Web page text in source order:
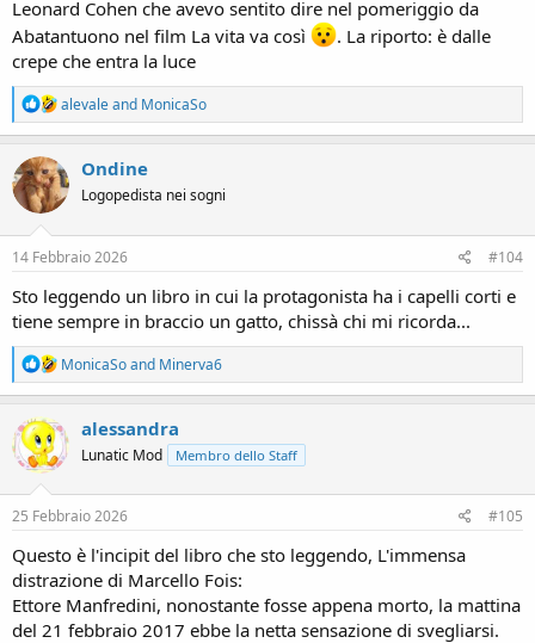
Leonard Cohen che avevo sentito dire nel pomeriggio da
Abatantuono nel film La vita va così
. La riporto: è dalle
crepe che entra la luce
R
e
a
t
i
n
s
alevaleand MonicaSo
Ondine
Logopedista nei sogni
14 Febbraio 2026 #104
Sto leggendo un libro in cui la protagonista ha i capelli corti e
tiene sempre in braccio un gatto, chissà chi mi ricorda...
R
e
a
t
i
n
s
MonicaSoand Minerva6
alessandra
Lunatic Mod Membro dello Staff
25 Febbraio 2026 #105
Questo è l'incipit del libro che sto leggendo, L'immensa
distrazione di Marcello Fois:
Ettore Manfredini, nonostante fosse appena morto, la mattina
del 21 febbraio 2017 ebbe la netta sensazione di svegliarsi.